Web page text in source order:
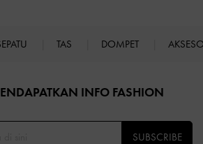
TAS DOMPET
INFO FASHION
SUBSCRIBE